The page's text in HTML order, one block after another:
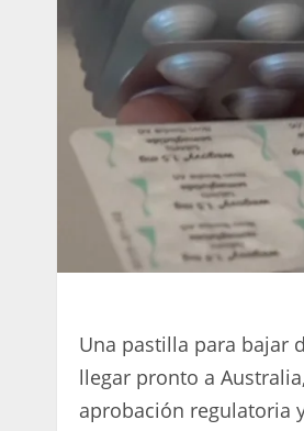
Una pastilla para bajar
llegar pronto a
aprobación regulatoria